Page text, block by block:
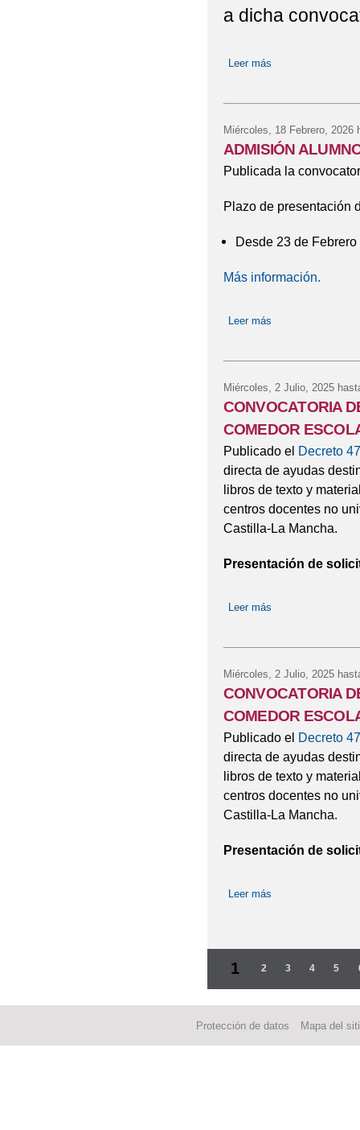
a dicha
Leer más
Miércoles, 18 Febrero, 2026
ADMISIÓN
Publicada la
Plazo de presentación
Desde 23 de
Más información.
Leer más
Miércoles, 2 Julio, 2025
CONVOCATORIA
COMEDOR
Publicado el Decreto
directa de ayudas
libros de texto y
centros docentes no
Castilla-La Mancha.
Presentación de
Leer más
Miércoles, 2 Julio, 2025
CONVOCATORIA
COMEDOR
Publicado el Decreto
directa de ayudas
libros de texto y
centros docentes no
Castilla-La Mancha.
Presentación de
Leer más
Páginas
1 2 3 4 5
Protección de datos Mapa del